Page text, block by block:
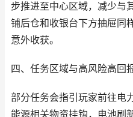
步推进至中心区域，减少与
铺后仓和收银台下方抽屉同
意外收获。
四、任务区域与高风险高回
部分任务会指引玩家前往电
能源相关物资挂钩，电池刷